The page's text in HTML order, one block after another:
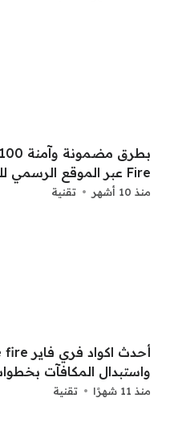
Fire عبر الموقع الرسمي للشحن بسهولة
منذ 10 أشهر تقنية
واستبدال المكافآت
منذ 11 شهرًا تقنية